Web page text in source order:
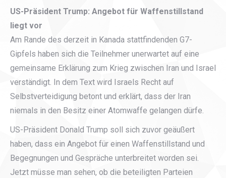
US-Präsident Trump: Angebot für Waffenstillstand
liegt vor
Am Rande des derzeit in Kanada stattfindenden G7-
Gipfels haben sich die Teilnehmer unerwartet auf eine
gemeinsame Erklärung zum Krieg zwischen Iran und Israel
verständigt. In dem Text wird Israels Recht auf
Selbstverteidigung betont und erklärt, dass der Iran
niemals in den Besitz einer Atomwaffe gelangen dürfe.
US-Präsident Donald Trump soll sich zuvor geäußert
haben, dass ein Angebot für einen Waffenstillstand und
Begegnungen und Gespräche unterbreitet worden sei.
Jetzt müsse man sehen, ob die beteiligten Parteien